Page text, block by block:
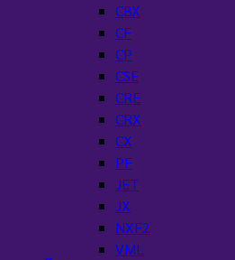
CBX
CF
CP
CSE
CRE
CRX
CX
PF
JET
JX
NXF2
VML